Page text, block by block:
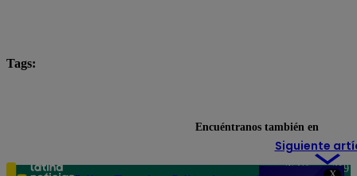
Tags:
Siguiente
Encuéntranos también en
Teléfono: 219